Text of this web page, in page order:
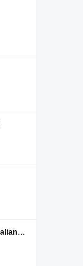
阿米奇義式廚房amici italian cuisine